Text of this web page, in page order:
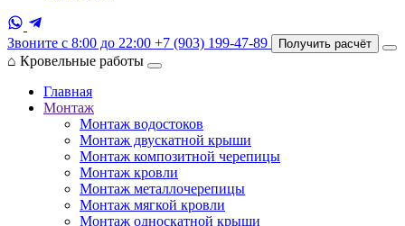
Звоните с 8:00 до 22:00 +7 (903) 199-47-89 Получить расчёт
⌂ Кровельные работы
Главная
Монтаж
Монтаж водостоков
Монтаж двускатной крыши
Монтаж композитной черепицы
Монтаж кровли
Монтаж металлочерепицы
Монтаж мягкой кровли
Монтаж односкатной крыши